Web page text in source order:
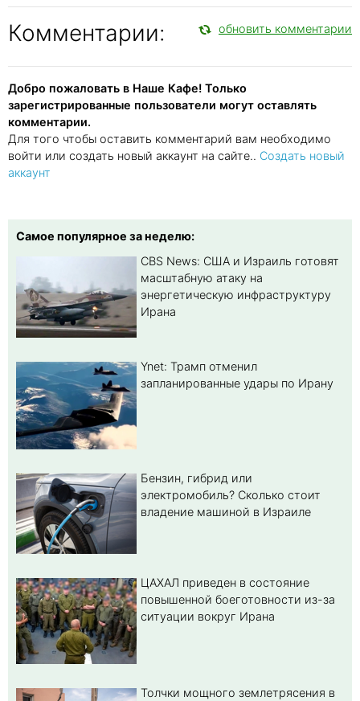
Комментарии: обновить комментарии
Добро пожаловать в Наше Кафе! Только
зарегистрированные пользователи могут оставлять
комментарии.
Для того чтобы оставить комментарий вам необходимо
войти или создать новый аккаунт на сайте.. Создать новый
аккаунт
Самое популярное за неделю:
CBS News: США и Израиль готовят
масштабную атаку на
энергетическую инфраструктуру
Ирана
Ynet: Трамп отменил
запланированные удары по Ирану
Бензин, гибрид или
электромобиль? Cколько стоит
владение машиной в Израиле
ЦАХАЛ приведен в состояние
повышенной боеготовности из-за
ситуации вокруг Ирана
Толчки мощного землетрясения в